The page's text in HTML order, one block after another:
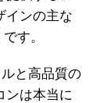
インの主な
す。
と高品質の
ンは本当に